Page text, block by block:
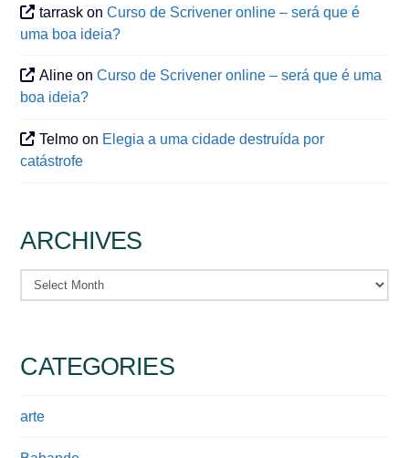
tarrask onCurso de Scrivener online – será que é
uma boa ideia?
Aline onCurso de Scrivener online – será que é uma
boa ideia?
Telmo on Elegia a uma cidade destruída por
catástrofe
ARCHIVES
Archives
CATEGORIES
arte